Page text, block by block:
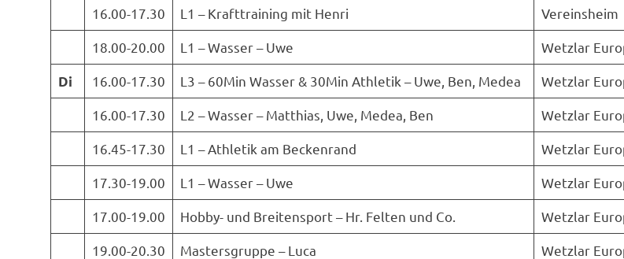
16.00-17.30 L1 – Krafttraining mit Henri Vereinsheim
18.00-20.00 L1 – Wasser – Uwe Wetzlar
Di 16.00-17.30 L3 – 60Min Wasser & 30Min Athletik – Uwe, Ben, Medea Wetzlar
16.00-17.30 L2 – Wasser – Matthias, Uwe, Medea, Ben Wetzlar
16.45-17.30 L1 – Athletik am Beckenrand Wetzlar
17.30-19.00 L1 – Wasser – Uwe Wetzlar
17.00-19.00 Hobby- und Breitensport – Hr. Felten und Co. Wetzlar
19.00-20.30 Mastersgruppe – Luca Wetzlar